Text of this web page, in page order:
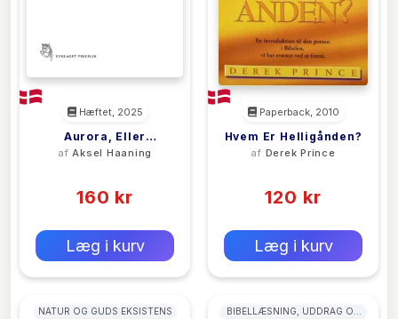
Hæftet, 2025
Aurora, Eller
Morgenrøde
afAksel Haaning
160 kr
Læg i kurv
Paperback, 2010
Hvem Er Helligånden?
af Derek Prince
120 kr
Læg i kurv
NATUR OG GUDS EKSISTENS
BIBELLÆSNING, UDDRAG OG